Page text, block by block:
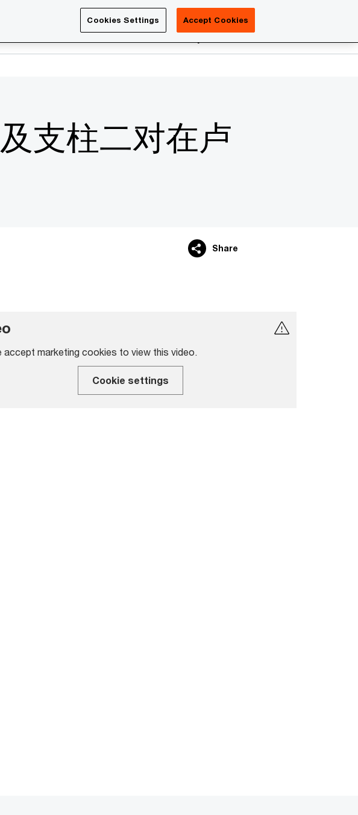
PwC Careers PwC Academy More
支柱二对在卢
Share
accept marketing cookies to view this video.
Cookie settings
Cookies Settings Accept Cookies